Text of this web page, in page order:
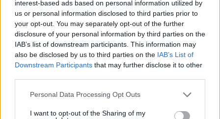
interest-based ads based on personal information utilized by
us or personal information disclosed to third parties prior to
your opt-out. You may separately opt-out of the further
disclosure of your personal information by third parties on the
IAB’s list of downstream participants. This information may
also be disclosed by us to third parties on the IAB’s List of
Downstream Participants that may further disclose it to other
Please note that this website/app uses one or more Google
not limited to your visit or usage behaviour. You may click to
Personal Data Processing Opt Outs
I want to opt-out of the Sharing of my
Οι τελευταίες μέρες της 49χρονης
TikToker που διαγνώστηκε με
Αλτσχάιμερ και επέλεξε την ιατρικώς
υποβοηθούμενη αυτοκτονία
Ανάρτηση με υπονοούμενα: «Κάποιοι